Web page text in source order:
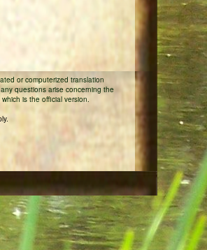
or computerized translation
questions arise concerning the
is the official version.